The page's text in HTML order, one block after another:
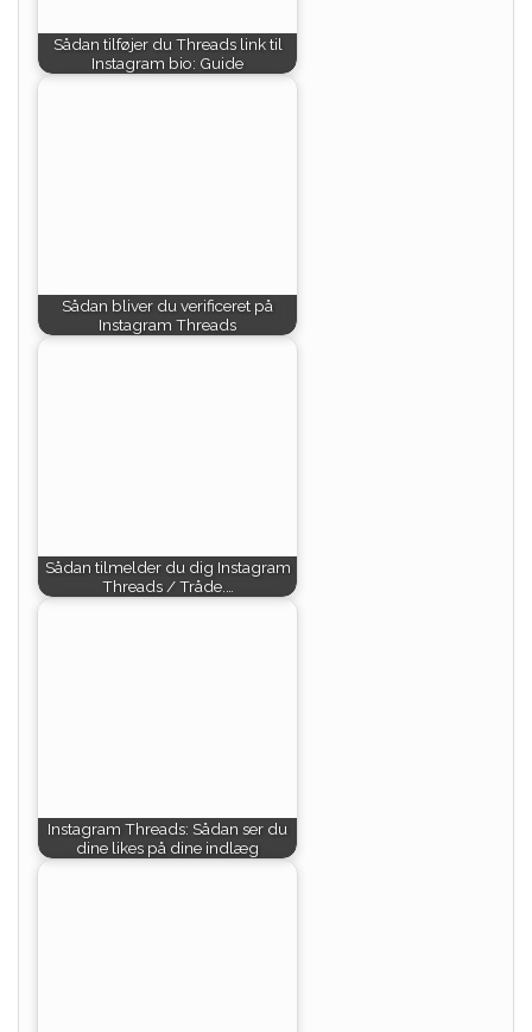
Sådan tilføjer du Threads link til
Instagram bio: Guide
Sådan bliver du verificeret på
Instagram Threads
Sådan tilmelder du dig Instagram
Threads / Tråde.…
Instagram Threads: Sådan ser du
dine likes på dine indlæg